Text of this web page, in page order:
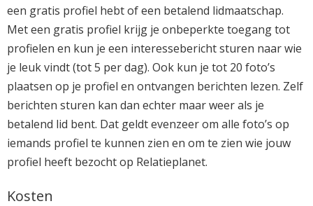
een gratis profiel hebt of een betalend lidmaatschap.
Met een gratis profiel krijg je onbeperkte toegang tot
profielen en kun je een interessebericht sturen naar wie
je leuk vindt (tot 5 per dag). Ook kun je tot 20 foto’s
plaatsen op je profiel en ontvangen berichten lezen. Zelf
berichten sturen kan dan echter maar weer als je
betalend lid bent. Dat geldt evenzeer om alle foto’s op
iemands profiel te kunnen zien en om te zien wie jouw
profiel heeft bezocht op Relatieplanet.
Kosten